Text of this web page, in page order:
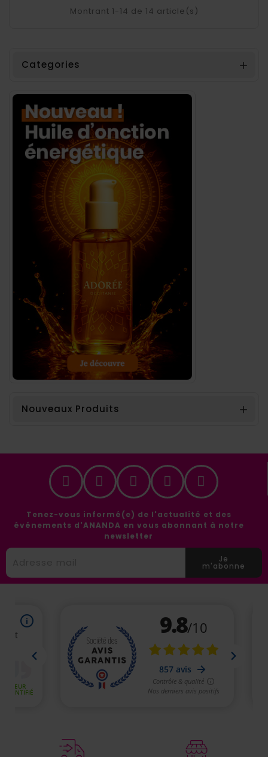
Montrant 1-14 de 14 article(s)
Categories 
Nouveaux Produits 
Tenez-vous informé(e) de l'actualité et des
événements d'ANANDA en vous abonnant à notre
newsletter
Je
m'abonne